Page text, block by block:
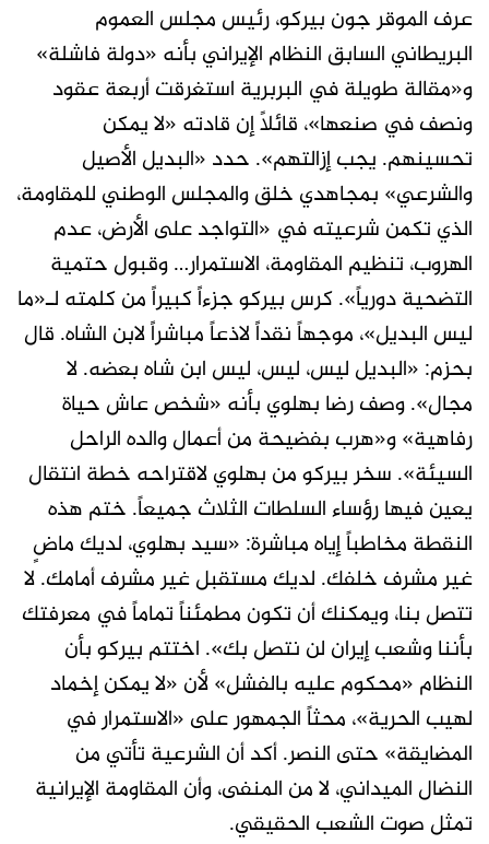
عرف الموقر جون بيركو، رئيس مجلس العموم
البريطاني السابق النظام الإيراني بأنه «دولة فاشلة»
و«مقالة طويلة في البربرية استغرقت أربعة عقود
ونصف في صنعها»، قائلاً إن قادته «لا يمكن
تحسينهم. يجب إزالتهم». حدد «البديل الأصيل
والشرعي» بمجاهدي خلق والمجلس الوطني للمقاومة،
الذي تكمن شرعيته في «التواجد على الأرض، عدم
الهروب، تنظيم المقاومة، الاستمرار… وقبول حتمية
التضحية دورياً». كرس بيركو جزءاً كبيراً من كلمته لـ«ما
ليس البديل»، موجهاً نقداً لاذعاً مباشراً لابن الشاه. قال
بحزم: «البديل ليس، ليس، ليس ابن شاه بعضه. لا
مجال». وصف رضا بهلوي بأنه «شخص عاش حياة
رفاهية» و«هرب بفضيحة من أعمال والده الراحل
السيئة». سخر بيركو من بهلوي لاقتراحه خطة انتقال
يعين فيها رؤساء السلطات الثلاث جميعاً. ختم هذه
النقطة مخاطباً إياه مباشرة: «سيد بهلوي، لديك ماضٍ
غير مشرف خلفك. لديك مستقبل غير مشرف أمامك. لا
تتصل بنا، ويمكنك أن تكون مطمئناً تماماً في معرفتك
بأننا وشعب إيران لن نتصل بك». اختتم بيركو بأن
النظام «محكوم عليه بالفشل» لأن «لا يمكن إخماد
لهيب الحرية»، محثاً الجمهور على «الاستمرار في
المضايقة» حتى النصر. أكد أن الشرعية تأتي من
النضال الميداني، لا من المنفى، وأن المقاومة الإيرانية
تمثل صوت الشعب الحقيقي.